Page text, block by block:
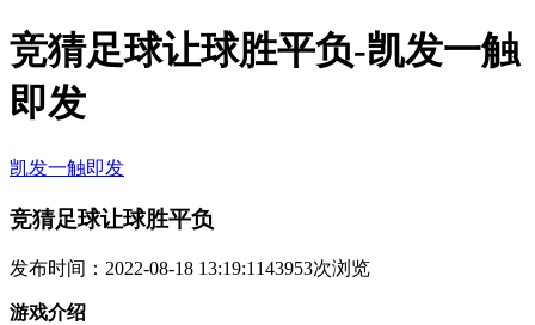
竞猜足球让球胜平负-凯发一触
即发
凯发一触即发
竞猜足球让球胜平负
发布时间：2022-08-18 13:19:1143953次浏览
游戏介绍